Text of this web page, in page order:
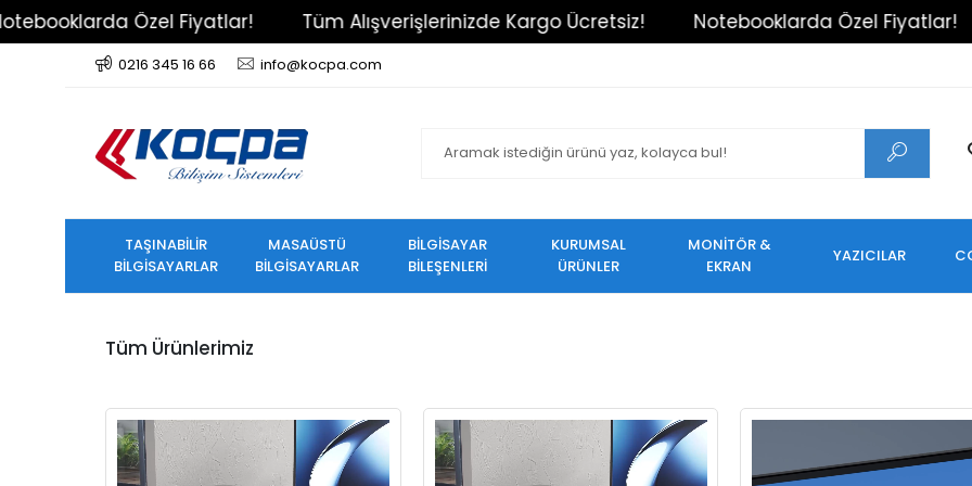
Kargo Ücretsiz! Notebooklarda Özel Fiyatlar! Tüm Alışverişlerinizde Kargo Ücretsiz!
0216 345 16 66 info@kocpa.com
TAŞINABİLİR
BİLGİSAYARLAR
MASAÜSTÜ
BİLGİSAYARLAR
BİLGİSAYAR
BİLEŞENLERİ
KURUMSAL
ÜRÜNLER
MONİTÖR &
EKRAN
YAZICILAR
Tüm Ürünlerimiz